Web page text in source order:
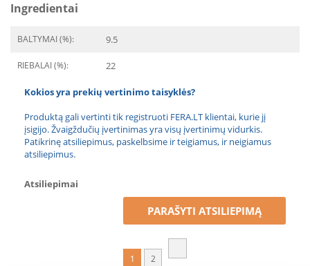
Ingredientai
BALTYMAI (%): 9.5
RIEBALAI (%): 22
Kokios yra prekių vertinimo taisyklės?
Produktą gali vertinti tik registruoti FERA.LT klientai, kurie jį
įsigijo. Žvaigždučių įvertinimas yra visų įvertinimų vidurkis.
Patikrinę atsiliepimus, paskelbsime ir teigiamus, ir neigiamus
atsiliepimus.
Atsiliepimai
PARAŠYTI ATSILIEPIMĄ
1 2